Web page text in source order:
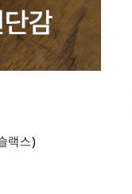
랙스)